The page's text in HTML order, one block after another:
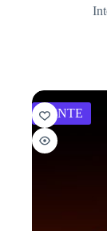
VENTE